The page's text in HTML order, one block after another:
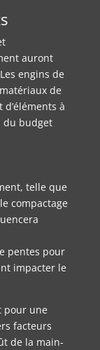
auront
engins de
de
à
du budget
telle que
compactage
pentes pour
impacter le
pour une
facteurs
de la main-